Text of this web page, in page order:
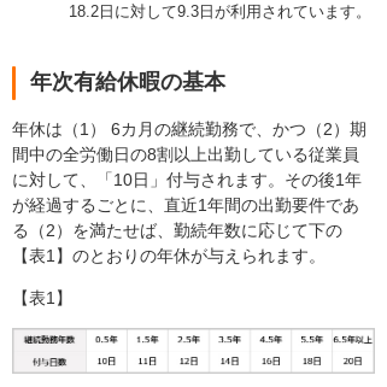
18.2日に対して9.3日が利用されています。
年次有給休暇の基本
年休は（1） 6カ月の継続勤務で、かつ（2）期
間中の全労働日の8割以上出勤している従業員
に対して、「10日」付与されます。その後1年
が経過するごとに、直近1年間の出勤要件であ
る（2）を満たせば、勤続年数に応じて下の
【表1】のとおりの年休が与えられます。
【表1】